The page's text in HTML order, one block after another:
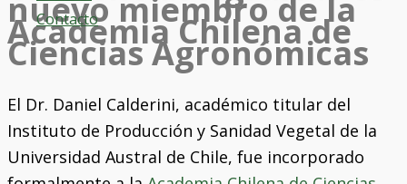
Contacto
nuevo miembro de la
Academia Chilena de
Ciencias Agronómicas
El Dr. Daniel Calderini, académico titular del
Instituto de Producción y Sanidad Vegetal de la
Universidad Austral de Chile, fue incorporado